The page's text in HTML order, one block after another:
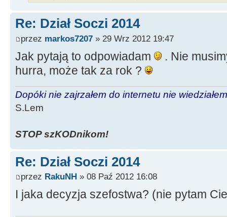
Re: Dział Soczi 2014
przez markos7207 » 29 Wrz 2012 19:47
Jak pytają to odpowiadam
. Nie
hurra, może tak za rok ?
Dopóki nie zajrzałem do internetu nie
S.Lem
STOP szKODnikom!
Re: Dział Soczi 2014
przez RakuNH » 08 Paź 2012 16:08
I jaka decyzja szefostwa? (nie pytam